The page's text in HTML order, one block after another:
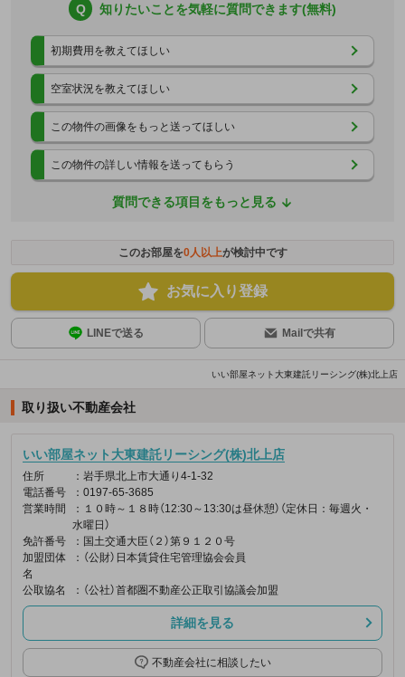
Q 知りたいことを気軽に質問できます(無料)
初期費用を教えてほしい
空室状況を教えてほしい
この物件の画像をもっと送ってほしい
この物件の詳しい情報を送ってもらう
質問できる項目をもっと見る
このお部屋を0人以上が検討中です
お気に入り登録
LINEで送る Mailで共有
いい部屋ネット大東建託リーシング(株)北上店
取り扱い不動産会社
いい部屋ネット大東建託リーシング(株)北上店
住所
：岩手県北上市大通り4-1-32
電話番号
：0197-65-3685
営業時間
：１０時～１８時（12:30～13:30は昼休憩）（定休日：毎週火・
水曜日）
免許番号
：国土交通大臣（２）第９１２０号
加盟団体
名
：（公財）日本賃貸住宅管理協会会員
公取協名 ：（公社）首都圏不動産公正取引協議会加盟
詳細を見る
不動産会社に相談したい